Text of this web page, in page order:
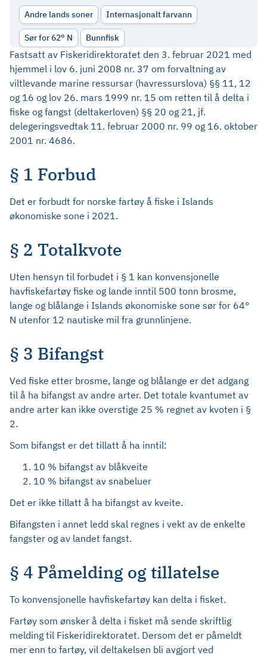
Andre lands soner
Internasjonalt farvann
Sør for 62° N Bunnfisk
Fastsatt av Fiskeridirektoratet den 3. februar 2021 med
hjemmel i lov 6. juni 2008 nr. 37 om forvaltning av
viltlevande marine ressursar (havressurslova) §§ 11, 12
og 16 og lov 26. mars 1999 nr. 15 om retten til å delta i
fiske og fangst (deltakerloven) §§ 20 og 21, jf.
delegeringsvedtak 11. februar 2000 nr. 99 og 16. oktober
2001 nr. 4686.
§ 1 Forbud
Det er forbudt for norske fartøy å fiske i Islands
økonomiske sone i 2021.
§ 2 Totalkvote
Uten hensyn til forbudet i § 1 kan konvensjonelle
havfiskefartøy fiske og lande inntil 500 tonn brosme,
lange og blålange i Islands økonomiske sone sør for 64°
N utenfor 12 nautiske mil fra grunnlinjene.
§ 3 Bifangst
Ved fiske etter brosme, lange og blålange er det adgang
til å ha bifangst av andre arter. Det totale kvantumet av
andre arter kan ikke overstige 25 % regnet av kvoten i §
2.
Som bifangst er det tillatt å ha inntil:
10 % bifangst av blåkveite
10 % bifangst av snabeluer
Det er ikke tillatt å ha bifangst av kveite.
Bifangsten i annet ledd skal regnes i vekt av de enkelte
fangster og av landet fangst.
§ 4 Påmelding og tillatelse
To konvensjonelle havfiskefartøy kan delta i fisket.
Fartøy som ønsker å delta i fisket må sende skriftlig
melding til Fiskeridirektoratet. Dersom det er påmeldt
mer enn to fartøy, vil deltakelsen bli avgjort ved